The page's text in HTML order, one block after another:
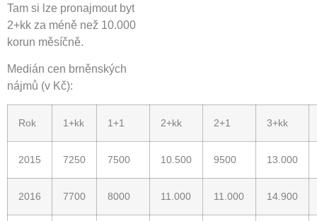
Tam si lze pronajmout byt
2+kk za méně než 10.000
korun měsíčně.
Medián cen brněnských
nájmů (v Kč):
Rok 1+kk 1+1 2+kk 2+1 3+kk
2015 7250 7500 10.500 9500 13.000
2016 7700 8000 11.000 11.000 14.900